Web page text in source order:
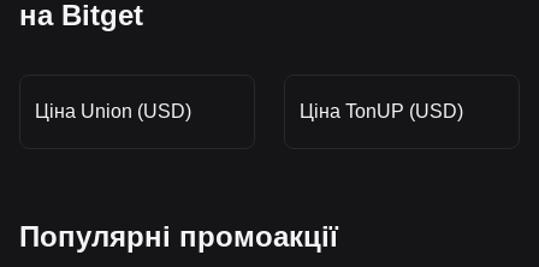
на Bitget
Ціна Union (USD) Ціна TonUP (USD)
Популярні промоакції